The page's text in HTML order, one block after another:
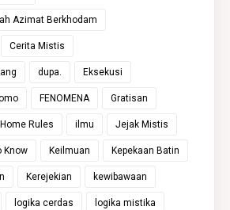
Azimat Berkhodam
Cerita Mistis
dupa. Eksekusi
FENOMENA Gratisan
Home Rules ilmu Jejak Mistis
Know Keilmuan Kepekaan Batin
Kerejekian kewibawaan
logika cerdas logika mistika